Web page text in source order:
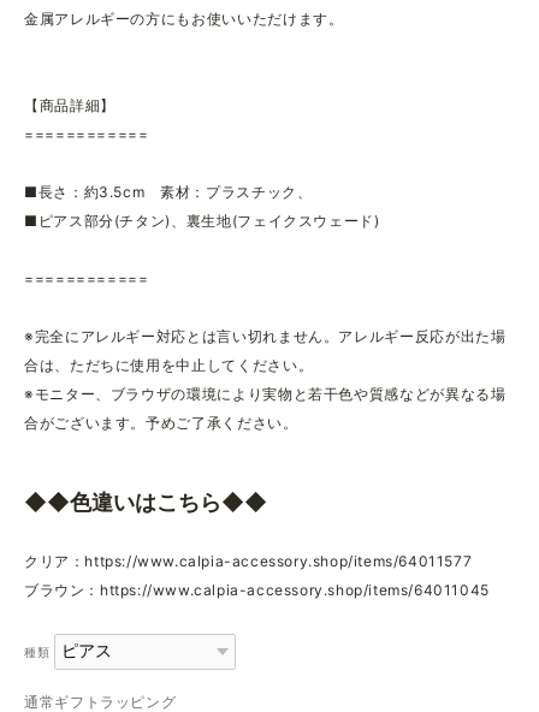
金属アレルギーの方にもお使いいただけます。
【商品詳細】
============
■長さ：約3.5cm 素材：プラスチック、
■ピアス部分(チタン)、裏生地(フェイクスウェード)
============
※完全にアレルギー対応とは言い切れません。アレルギー反応が出た場
合は、ただちに使用を中止してください。
※モニター、ブラウザの環境により実物と若干色や質感などが異なる場
合がございます。予めご了承ください。
◆◆色違いはこちら◆◆
クリア： https://www.calpia-accessory.shop/items/64011577
ブラウン： https://www.calpia-accessory.shop/items/64011045
種類
通常ギフトラッピング